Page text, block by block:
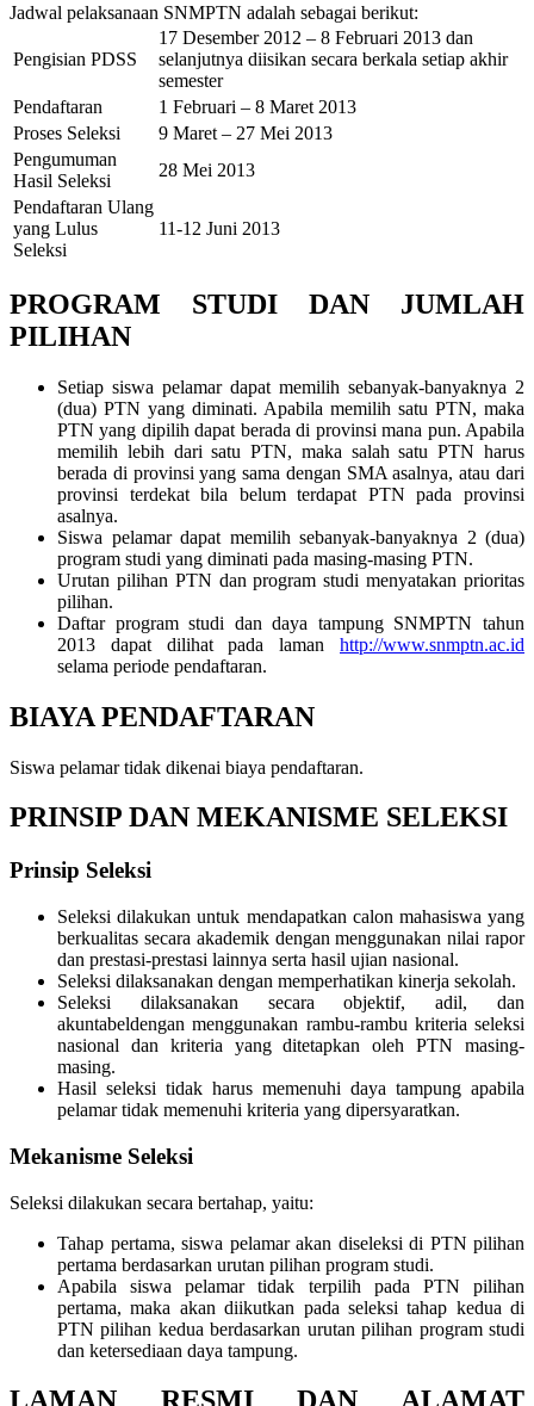
Jadwal pelaksanaan SNMPTN adalah sebagai berikut:
Pengisian PDSS
17 Desember 2012 – 8 Februari 2013 dan
selanjutnya diisikan secara berkala setiap akhir
semester
Pendaftaran
1 Februari – 8 Maret 2013
Proses Seleksi
9 Maret – 27 Mei 2013
Pengumuman
Hasil Seleksi
28 Mei 2013
Pendaftaran Ulang
yang Lulus
Seleksi
11-12 Juni 2013
PROGRAM STUDI DAN JUMLAH
PILIHAN
Setiap siswa pelamar dapat memilih sebanyak-banyaknya 2
(dua) PTN yang diminati. Apabila memilih satu PTN, maka
PTN yang dipilih dapat berada di provinsi mana pun. Apabila
memilih lebih dari satu PTN, maka salah satu PTN harus
berada di provinsi yang sama dengan SMA asalnya, atau dari
provinsi terdekat bila belum terdapat PTN pada provinsi
asalnya.
Siswa pelamar dapat memilih sebanyak-banyaknya 2 (dua)
program studi yang diminati pada masing-masing PTN.
Urutan pilihan PTN dan program studi menyatakan prioritas
pilihan.
Daftar program studi dan daya tampung SNMPTN tahun
2013 dapat dilihat pada laman http://www.snmptn.ac.id
selama periode pendaftaran.
BIAYA PENDAFTARAN
Siswa pelamar tidak dikenai biaya pendaftaran.
PRINSIP DAN MEKANISME SELEKSI
Prinsip Seleksi
Seleksi dilakukan untuk mendapatkan calon mahasiswa yang
berkualitas secara akademik dengan menggunakan nilai rapor
dan prestasi-prestasi lainnya serta hasil ujian nasional.
Seleksi dilaksanakan dengan memperhatikan kinerja sekolah.
Seleksi dilaksanakan secara objektif, adil, dan
akuntabeldengan menggunakan rambu-rambu kriteria seleksi
nasional dan kriteria yang ditetapkan oleh PTN masing-
masing.
Hasil seleksi tidak harus memenuhi daya tampung apabila
pelamar tidak memenuhi kriteria yang dipersyaratkan.
Mekanisme Seleksi
Seleksi dilakukan secara bertahap, yaitu:
Tahap pertama, siswa pelamar akan diseleksi di PTN pilihan
pertama berdasarkan urutan pilihan program studi.
Apabila siswa pelamar tidak terpilih pada PTN pilihan
pertama, maka akan diikutkan pada seleksi tahap kedua di
PTN pilihan kedua berdasarkan urutan pilihan program studi
dan ketersediaan daya tampung.